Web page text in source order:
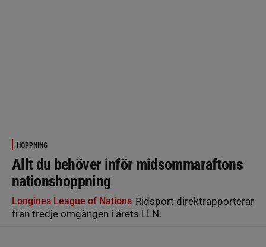
HOPPNING
Allt du behöver inför midsommaraftons
nationshoppning
Longines League of Nations Ridsport direktrapporterar
från tredje omgången i årets LLN.